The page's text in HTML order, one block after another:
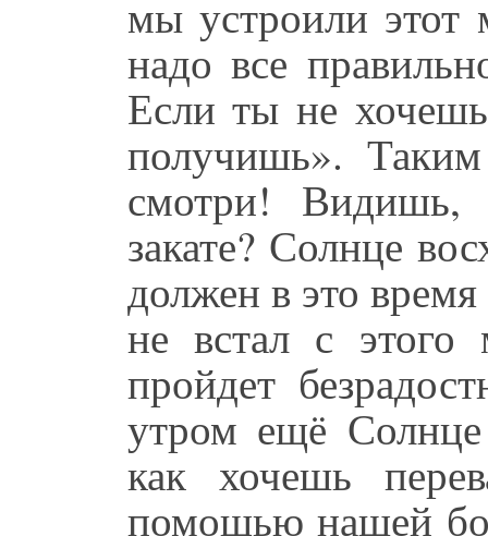
мы устроили
надо все
Если ты не
получишь».
смотри! Видишь,
закате? Солнце
должен в это
не встал с этого
пройдет
утром ещё
как хочешь
помощью нашей